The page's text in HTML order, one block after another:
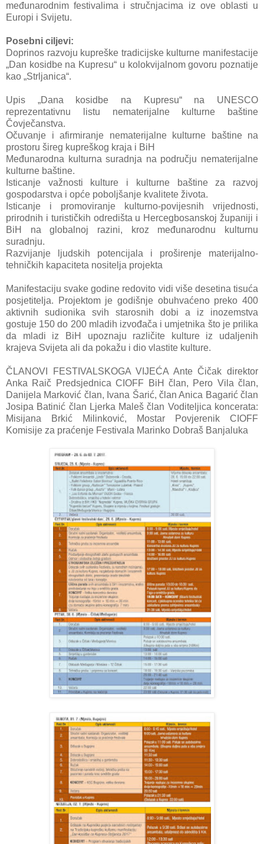
međunarodnim festivalima i stručnjacima iz ove oblasti u
Europi i Svijetu.
Posebni ciljevi:
Doprinos razvoju kupreške tradicijske kulturne manifestacije
„Dan kosidbe na Kupresu“ u kolokvijalnom govoru poznatije
kao „Strljanica“.
Upis „Dana kosidbe na Kupresu“ na UNESCO
reprezentativnu listu nematerijalne kulturne baštine
Čovječanstva.
Očuvanje i afirmiranje nematerijalne kulturne baštine na
prostoru šireg kupreškog kraja i BiH
Međunarodna kulturna suradnja na području nematerijalne
kulturne baštine.
Isticanje važnosti kulture i kulturne baštine za razvoj
gospodarstva i opće poboljšanje kvalitete života.
Isticanje i promoviranje kulturno-povijesnih vrijednosti,
prirodnih i turističkih odredišta u Hercegbosanskoj županiji i
BiH na globalnoj razini, kroz međunarodnu kulturnu
suradnju.
Razvijanje ljudskih potencijala i proširenje materijalno-
tehničkih kapaciteta nositelja projekta
Manifestaciju svake godine redovito vidi više desetina tisuća
posjetitelja. Projektom je godišnje obuhvaćeno preko 400
aktivnih sudionika svih starosnih dobi a iz inozemstva
gostuje 150 do 200 mladih izvođača i umjetnika što je prilika
da mladi iz BiH upoznaju različite kulture iz udaljenih
krajeva Svijeta ali da pokažu i dio vlastite kulture.
ČLANOVI FESTIVALSKOGA VIJEĆA Ante Čičak direktor
Anka Raič Predsjednica CIOFF BiH član, Pero Vila član,
Danijela Marković član, Ivana Šarić, član Anica Bagarić član
Josipa Batinić član Ljerka Maleš član Voditeljica koncerata:
Misijana Brkić Milinković, Mostar Povjerenik CIOFF
Komisije za praćenje Festivala Marinko Dobraš Banjaluka